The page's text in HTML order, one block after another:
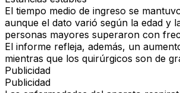
El tiempo medio de ingreso se
aunque el dato varió según la edad y
personas mayores superaron con
El informe refleja, además, un
mientras que los quirúrgicos son de
Publicidad
Publicidad